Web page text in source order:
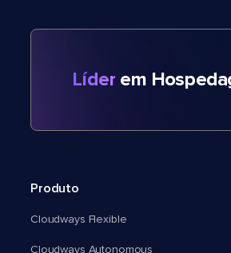
Líder em
Produto
Cloudways Flexible
Cloudways Autonomous